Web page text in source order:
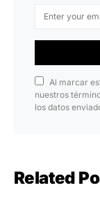
Al marcar
nuestros
los datos
Related